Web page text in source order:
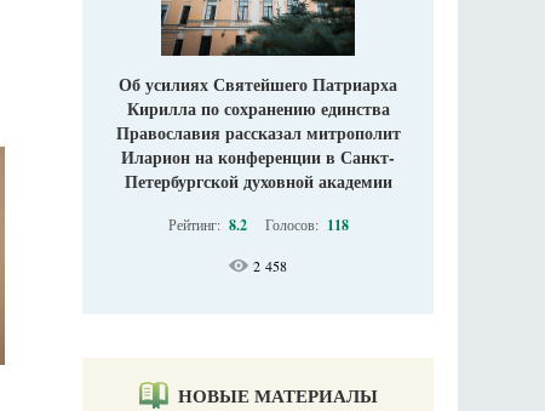
Об усилиях Святейшего Патриарха
Кирилла по сохранению единства
Православия рассказал митрополит
Иларион на конференции в Санкт-
Петербургской духовной академии
Рейтинг: 8.2 Голосов: 118
2 458
НОВЫЕ МАТЕРИАЛЫ